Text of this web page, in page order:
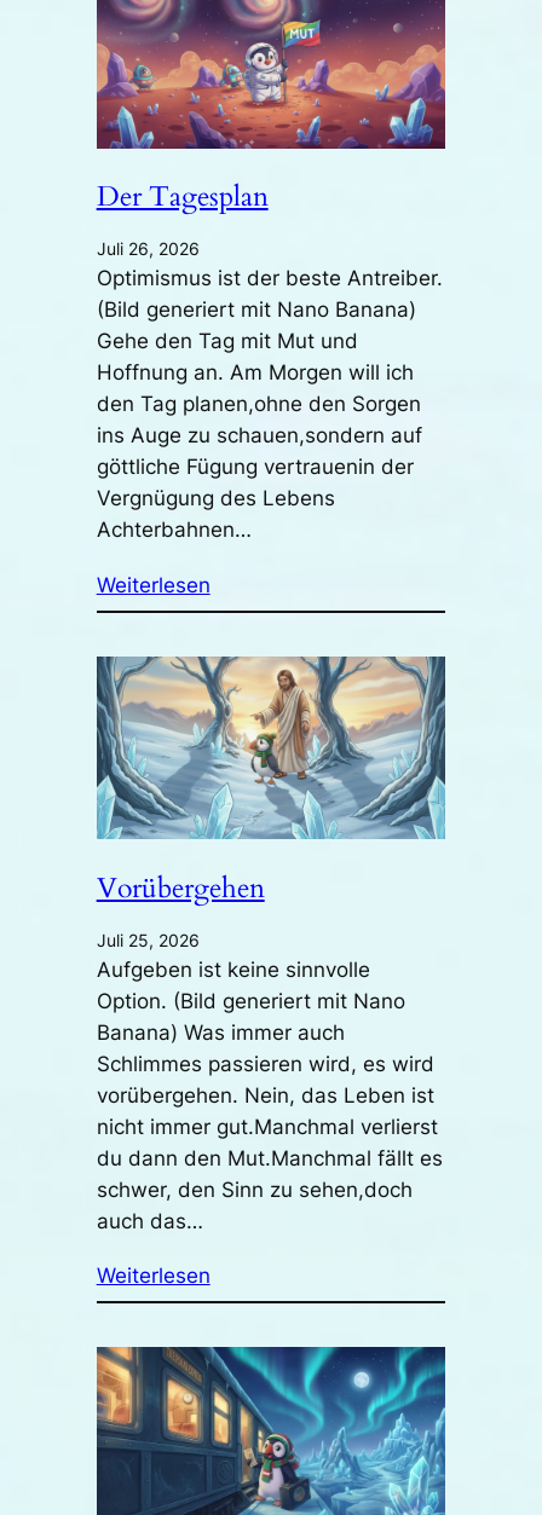
Der Tagesplan
Juli 26, 2026
Optimismus ist der beste Antreiber.
(Bild generiert mit Nano Banana)
Gehe den Tag mit Mut und
Hoffnung an. Am Morgen will ich
den Tag planen,ohne den Sorgen
ins Auge zu schauen,sondern auf
göttliche Fügung vertrauenin der
Vergnügung des Lebens
Achterbahnen…
Weiterlesen
Vorübergehen
Juli 25, 2026
Aufgeben ist keine sinnvolle
Option. (Bild generiert mit Nano
Banana) Was immer auch
Schlimmes passieren wird, es wird
vorübergehen. Nein, das Leben ist
nicht immer gut.Manchmal verlierst
du dann den Mut.Manchmal fällt es
schwer, den Sinn zu sehen,doch
auch das…
Weiterlesen